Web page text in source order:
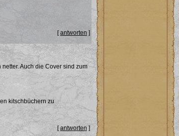
[antworten ]
Auch die Cover sind zum
kitschbüchern zu
[antworten ]